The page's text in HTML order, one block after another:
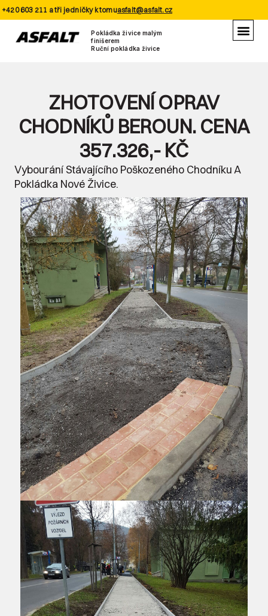
Pokládka živice malým
finišerem
Ruční pokládka živice
+420 603 211 a tři jedničky k tomuasfalt@asfalt.cz
ZHOTOVENÍ OPRAV
CHODNÍKŮ BEROUN. CENA
357.326,- KČ
Vybourání Stávajícího Poškozeného Chodníku A
Pokládka Nové Živice.